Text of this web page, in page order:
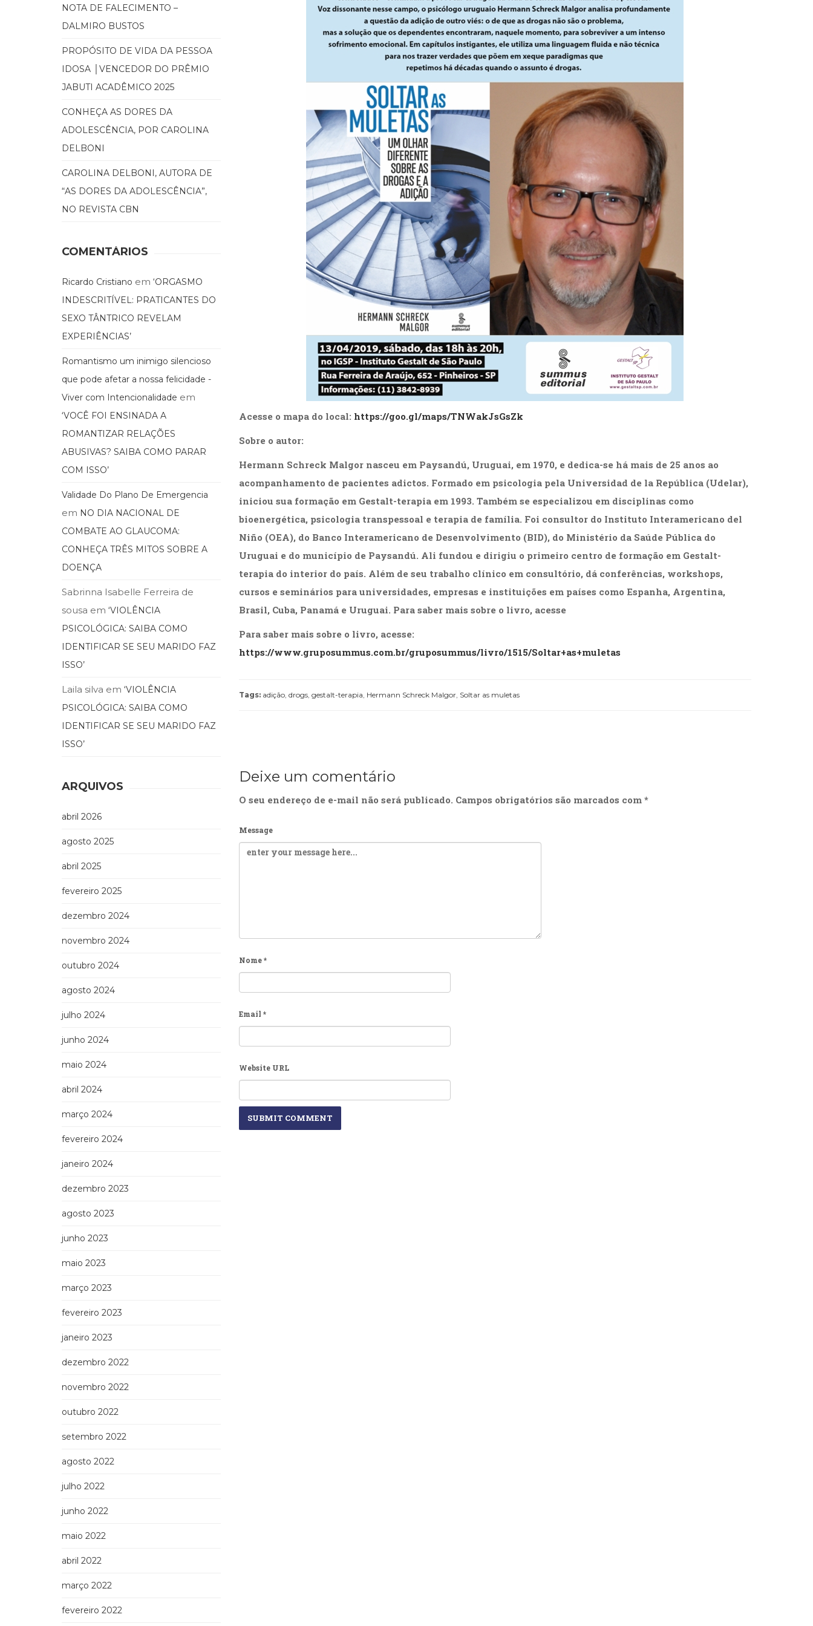
Acesse o mapa do local: https://goo.gl/maps/TNWakJsGsZk
Sobre o autor:
Hermann Schreck Malgor nasceu em Paysandú, Uruguai, em 1970, e dedica-se há mais de 25 anos ao
acompanhamento de pacientes adictos. Formado em psicologia pela Universidad de la República (Udelar),
iniciou sua formação em Gestalt-terapia em 1993. Também se especializou em disciplinas como
bioenergética, psicologia transpessoal e terapia de família. Foi consultor do Instituto Interamericano del
Niño (OEA), do Banco Interamericano de Desenvolvimento (BID), do Ministério da Saúde Pública do
Uruguai e do município de Paysandú. Ali fundou e dirigiu o primeiro centro de formação em Gestalt-
terapia do interior do país. Além de seu trabalho clínico em consultório, dá conferências, workshops,
cursos e seminários para universidades, empresas e instituições em países como Espanha, Argentina,
Brasil, Cuba, Panamá e Uruguai. Para saber mais sobre o livro, acesse
Para saber mais sobre o livro, acesse:
https://www.gruposummus.com.br/gruposummus/livro/1515/Soltar+as+muletas
Tags: adição, drogs, gestalt-terapia Hermann Schreck Malgor, Soltar as muletas
Deixe um comentário
O seu endereço de e-mail não será publicado. Campos obrigatórios são marcados com *
Message
Nome*
Email *
Website URL
NOTA DE FALECIMENTO –
DALMIRO BUSTOS
PROPÓSITO DE VIDA DA PESSOA
IDOSA │VENCEDOR DO PRÊMIO
JABUTI ACADÊMICO 2025
CONHEÇA AS DORES DA
ADOLESCÊNCIA, POR CAROLINA
DELBONI
CAROLINA DELBONI, AUTORA DE
“AS DORES DA ADOLESCÊNCIA”,
NO REVISTA CBN
COMENTÁRIOS
Ricardo Cristiano em ‘ORGASMO
INDESCRITÍVEL: PRATICANTES DO
SEXO TÂNTRICO REVELAM
EXPERIÊNCIAS’
Romantismo um inimigo silencioso
que pode afetar a nossa felicidade -
Viver com Intencionalidade em
‘VOCÊ FOI ENSINADA A
ROMANTIZAR RELAÇÕES
ABUSIVAS? SAIBA COMO PARAR
COM ISSO’
Validade Do Plano De Emergencia
em NO DIA NACIONAL DE
COMBATE AO GLAUCOMA:
CONHEÇA TRÊS MITOS SOBRE A
DOENÇA
Sabrinna Isabelle Ferreira de
sousa em ‘VIOLÊNCIA
PSICOLÓGICA: SAIBA COMO
IDENTIFICAR SE SEU MARIDO FAZ
ISSO’
Laila silva em ‘VIOLÊNCIA
PSICOLÓGICA: SAIBA COMO
IDENTIFICAR SE SEU MARIDO FAZ
ISSO’
ARQUIVOS
abril 2026
agosto 2025
abril 2025
fevereiro 2025
dezembro 2024
novembro 2024
outubro 2024
agosto 2024
julho 2024
junho 2024
maio 2024
abril 2024
março 2024
fevereiro 2024
janeiro 2024
dezembro 2023
agosto 2023
junho 2023
maio 2023
março 2023
fevereiro 2023
janeiro 2023
dezembro 2022
novembro 2022
outubro 2022
setembro 2022
agosto 2022
julho 2022
junho 2022
maio 2022
abril 2022
março 2022
fevereiro 2022